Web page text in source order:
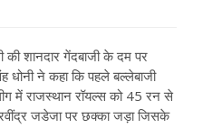
शानदार गेंदबाजी के दम पर
धोनी ने कहा कि पहले बल्लेबाजी
में राजस्थान रॉयल्स को 45 रन से
जडेजा पर छक्का जड़ा जिसके